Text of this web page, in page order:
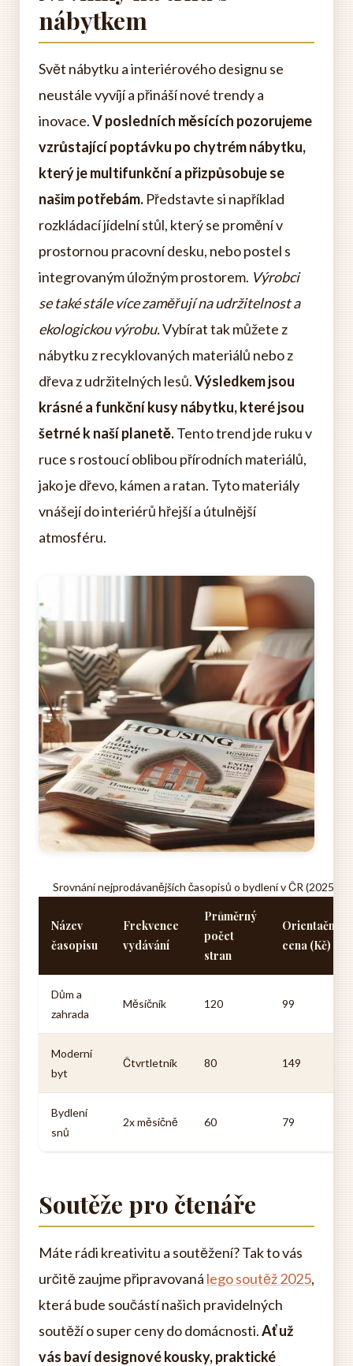
nábytkem
Svět nábytku a interiérového designu se
neustále vyvíjí a přináší nové trendy a
inovace.V posledních měsících pozorujeme
vzrůstající poptávku po chytrém nábytku,
který je multifunkční a přizpůsobuje se
našim potřebám. Představte si například
rozkládací jídelní stůl, který se promění v
prostornou pracovní desku, nebo postel s
integrovaným úložným prostorem. Výrobci
se také stále více zaměřují na udržitelnost a
ekologickou výrobu.Vybírat tak můžete z
nábytku z recyklovaných materiálů nebo z
dřeva z udržitelných lesů.Výsledkem jsou
krásné a funkční kusy nábytku, které jsou
šetrné k naší planetě.Tento trend jde ruku v
ruce s rostoucí oblibou přírodních materiálů,
jako je dřevo, kámen a ratan. Tyto materiály
vnášejí do interiérů hřejší a útulnější
atmosféru.
Srovnání nejprodávanějších časopisů o bydlení v ČR (2025)
Název
časopisu
Frekvence
vydávání
Průměrný
počet
stran
Orientační
cena (Kč)
Dům a
zahrada
Měsíčník 120 99
Moderní
byt
Čtvrtletník 80 149
Bydlení
snů
2x měsíčně 60 79
Soutěže pro čtenáře
Máte rádi kreativitu a soutěžení? Tak to vás
určitě zaujme připravovaná lego soutěž 2025,
která bude součástí našich pravidelných
soutěží o super ceny do domácnosti.Ať už
vás baví designové kousky, praktické